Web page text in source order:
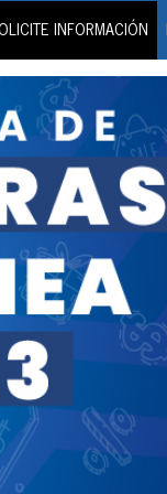
INFORMACIÓN
Wire